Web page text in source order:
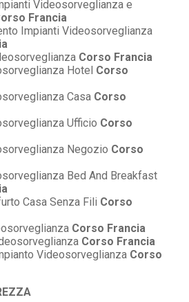
Videosorveglianza e
Francia
Impianti Videosorveglianza
Corso Francia
Hotel Corso
Casa Corso
Ufficio Corso
Negozio Corso
Bed And Breakfast
Casa Senza Fili Corso
Corso Francia
Corso Francia
Videosorveglianza Corso